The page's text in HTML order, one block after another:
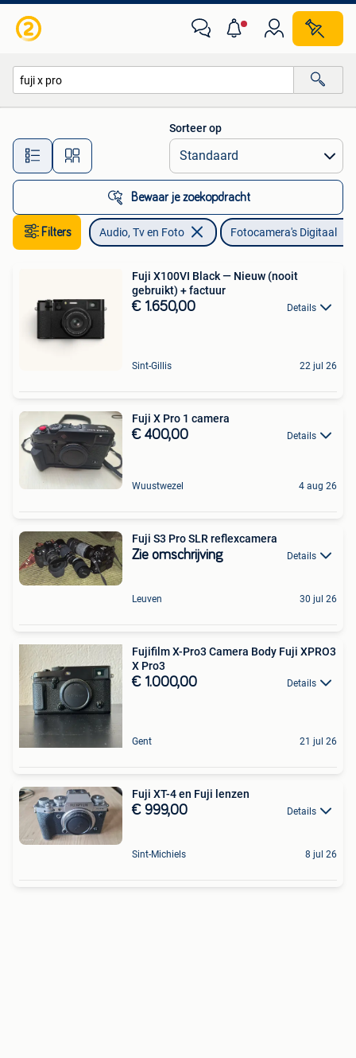
Alle afstanden…
Sorteer op
Bewaar je zoekopdracht
Filters Audio, Tv en Foto Fotocamera's Digitaal
Fuji X100VI Black — Nieuw (nooit
gebruikt) + factuur
€ 1.650,00 Details
Sint-Gillis 22 jul 26
Fuji X Pro 1 camera
€ 400,00 Details
Wuustwezel 4 aug 26
Fuji S3 Pro SLR reflexcamera
Zie omschrijving Details
Leuven 30 jul 26
Fujifilm X-Pro3 Camera Body Fuji XPRO3
X Pro3
€ 1.000,00 Details
Gent 21 jul 26
Fuji XT-4 en Fuji lenzen
€ 999,00 Details
Sint-Michiels 8 jul 26